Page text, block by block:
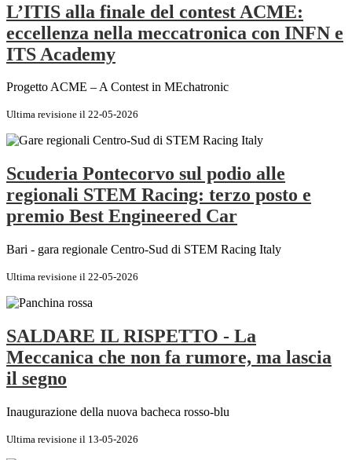
L’ITIS alla finale del contest ACME:
eccellenza nella meccatronica con INFN e
ITS Academy
Progetto ACME – A Contest in MEchatronic
Ultima revisione il 22-05-2026
Scuderia Pontecorvo sul podio alle
regionali STEM Racing: terzo posto e
premio Best Engineered Car
Bari - gara regionale Centro-Sud di STEM Racing Italy
Ultima revisione il 22-05-2026
SALDARE IL RISPETTO - La
Meccanica che non fa rumore, ma lascia
il segno
Inaugurazione della nuova bacheca rosso-blu
Ultima revisione il 13-05-2026